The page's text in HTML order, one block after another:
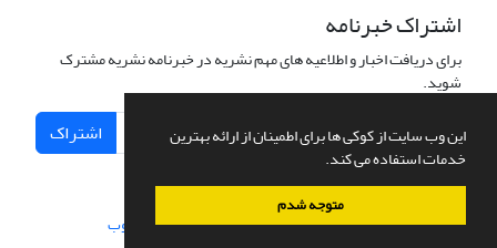
این وب سایت از کوکی ها برای اطمینان از ارائه بهترین
خدمات استفاده می کند.
متوجه شدم
اشتراک خبرنامه
برای دریافت اخبار و اطلاعیه های مهم نشریه در خبرنامه نشریه مشترک
شوید.
اشتراک
سامانه مدیریت نشریات علمی.طراحی و پیاده سازی از سیناوب